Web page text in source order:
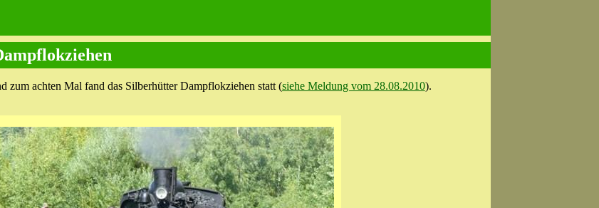
zum achten Mal fand das Silberhütter Dampflokziehen statt (siehe Meldung vom 28.08.2010).